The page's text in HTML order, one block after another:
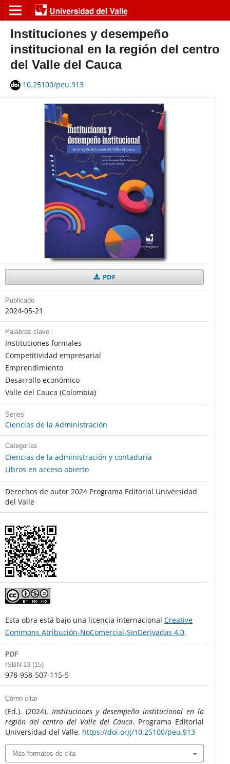
Instituciones y desempeño
institucional en la región del centro
del Valle del Cauca
10.25100/peu.913
PDF
Publicado
2024-05-21
Palabras clave :
Instituciones formales
Competitividad empresarial
Emprendimiento
Desarrollo económico
Valle del Cauca (Colombia)
Series
Ciencias de la Administración
Categorías
Ciencias de la administración y contaduría
Libros en acceso abierto
Derechos de autor 2024 Programa Editorial Universidad
del Valle
Esta obra está bajo una licencia internacional Creative
Commons Atribución-NoComercial-SinDerivadas 4.0.
PDF
ISBN-13 (15)
978-958-507-115-5
Cómo citar
(Ed.). (2024). Instituciones y desempeño institucional en la
región del centro del Valle del Cauca. Programa Editorial
Universidad del Valle. https://doi.org/10.25100/peu.913
Más formatos de cita